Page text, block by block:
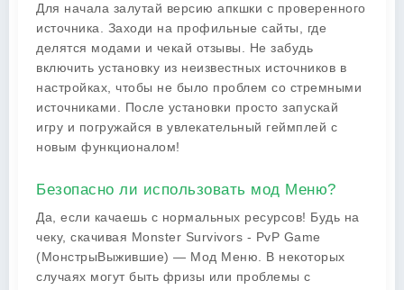
Для начала залутай версию апкшки с проверенного
источника. Заходи на профильные сайты, где
делятся модами и чекай отзывы. Не забудь
включить установку из неизвестных источников в
настройках, чтобы не было проблем со стремными
источниками. После установки просто запускай
игру и погружайся в увлекательный геймплей с
новым функционалом!
Безопасно ли использовать мод Меню?
Да, если качаешь с нормальных ресурсов! Будь на
чеку, скачивая Monster Survivors - PvP Game
(МонстрыВыжившие) — Мод Меню. В некоторых
случаях могут быть фризы или проблемы с